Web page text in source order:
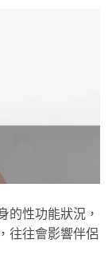
的性功能狀況，
往往會影響伴侶